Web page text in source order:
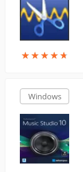
★★★★★
★★★★★
Windows